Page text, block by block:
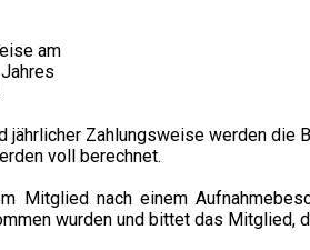
am
jährlicher Zahlungsweise werden die
voll berechnet.
Mitglied nach einem
wurden und bittet das Mitglied,